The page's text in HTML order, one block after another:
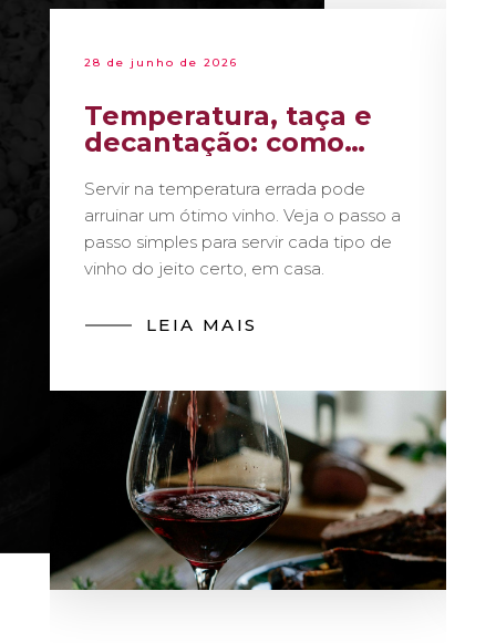
28 de junho de 2026
Temperatura, taça e
decantação: como
sommelier
Servir na temperatura errada pode
arruinar um ótimo vinho. Veja o passo a
passo simples para servir cada tipo de
vinho do jeito certo, em casa.
LEIA MAIS